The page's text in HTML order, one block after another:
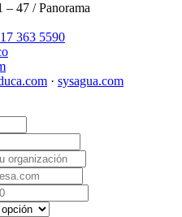
– 47 / Panorama
363 5590
· sysagua.com